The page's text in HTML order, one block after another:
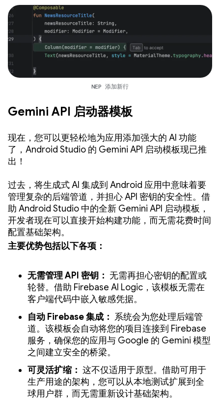
NEP 添加新行
Gemini API 启动器模板
现在，您可以更轻松地为应用添加强大的 AI 功能
了，Android Studio 的 Gemini API 启动模板现已推
出！
过去，将生成式 AI 集成到 Android 应用中意味着要
管理复杂的后端管道，并担心 API 密钥的安全性。借
助 Android Studio 中的全新 Gemini API 启动模板，
开发者现在可以直接开始构建功能，而无需花费时间
配置基础架构。
主要优势包括以下各项：
无需管理 API 密钥： 无需再担心密钥的配置或
轮替。借助 Firebase AI Logic，该模板无需在
客户端代码中嵌入敏感凭据。
自动 Firebase 集成： 系统会为您处理后端管
道。该模板会自动将您的项目连接到 Firebase
服务，确保您的应用与 Google 的 Gemini 模型
之间建立安全的桥梁。
可灵活扩缩： 这不仅适用于原型。借助可用于
生产用途的架构，您可以从本地测试扩展到全
球用户群，而无需重新设计基础架构。